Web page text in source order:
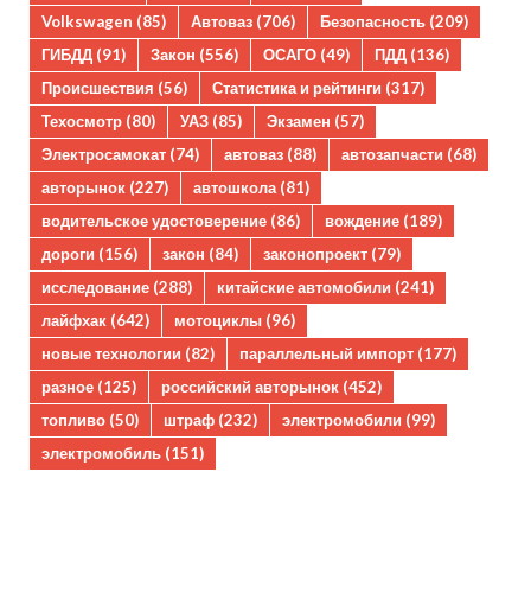
Volkswagen (85) Автоваз (706) Безопасность (209)
ГИБДД (91) Закон (556) ОСАГО (49) ПДД (136)
Происшествия (56) Статистика и рейтинги (317)
Техосмотр (80) УАЗ (85) Экзамен (57)
Электросамокат (74) автоваз (88) автозапчасти (68)
авторынок (227) автошкола(81)
водительское удостоверение (86) вождение (189)
дороги (156) закон (84) законопроект (79)
исследование (288) китайские автомобили (241)
лайфхак (642) мотоциклы (96)
новые технологии (82) параллельный импорт (177)
разное (125) российский авторынок (452)
топливо (50) штраф (232) электромобили (99)
электромобиль (151)